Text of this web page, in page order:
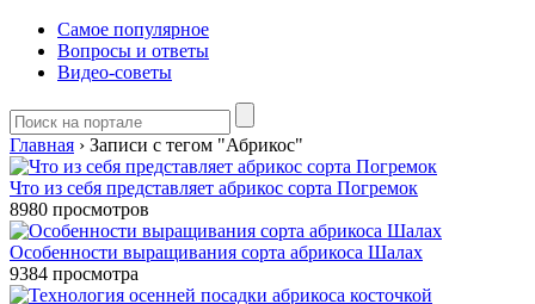
Самое популярное
Вопросы и ответы
Видео-советы
Главная › Записи с тегом "Абрикос"
Что из себя представляет абрикос сорта Погремок
8980 просмотров
Особенности выращивания сорта абрикоса Шалах
9384 просмотра